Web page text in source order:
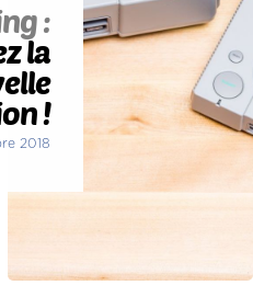
:
la
!
2018